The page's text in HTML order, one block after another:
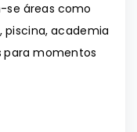
se áreas como
piscina, academia
para momentos